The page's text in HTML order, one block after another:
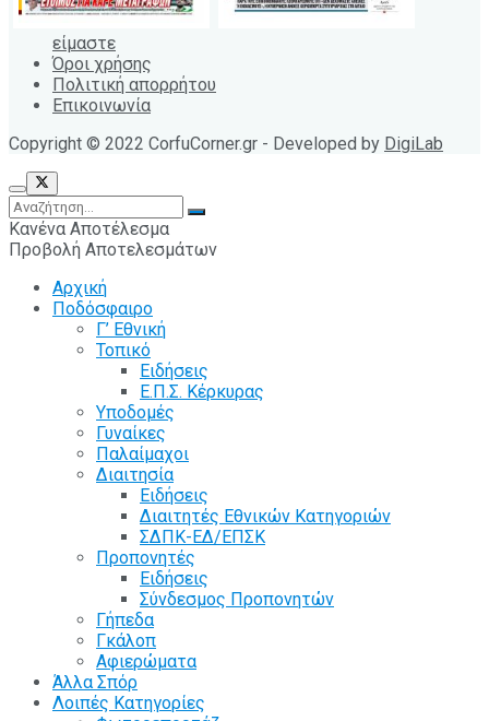
είμαστε
Όροι χρήσης
Πολιτική απορρήτου
Επικοινωνία
Copyright © 2022 CorfuCorner.gr - Developed by DigiLab
Κανένα Αποτέλεσμα
Προβολή Αποτελεσμάτων
Αρχική
Ποδόσφαιρο
Γ’ Εθνική
Τοπικό
Ειδήσεις
Ε.Π.Σ. Κέρκυρας
Υποδομές
Γυναίκες
Παλαίμαχοι
Διαιτησία
Ειδήσεις
Διαιτητές Εθνικών Κατηγοριών
ΣΔΠΚ-ΕΔ/ΕΠΣΚ
Προπονητές
Ειδήσεις
Σύνδεσμος Προπονητών
Γήπεδα
Γκάλοπ
Αφιερώματα
Άλλα Σπόρ
Λοιπές Κατηγορίες